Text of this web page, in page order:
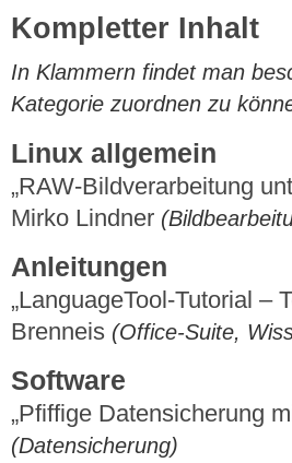
Kompletter Inhalt
In Klammern findet man
Kategorie zuordnen zu
Linux allgemein
„RAW-Bildverarbeitung
Mirko Lindner
Anleitungen
„LanguageTool-Tutorial –
Brenneis (Office-Suite,
Software
„Pfiffige Datensicherung
(Datensicherung)